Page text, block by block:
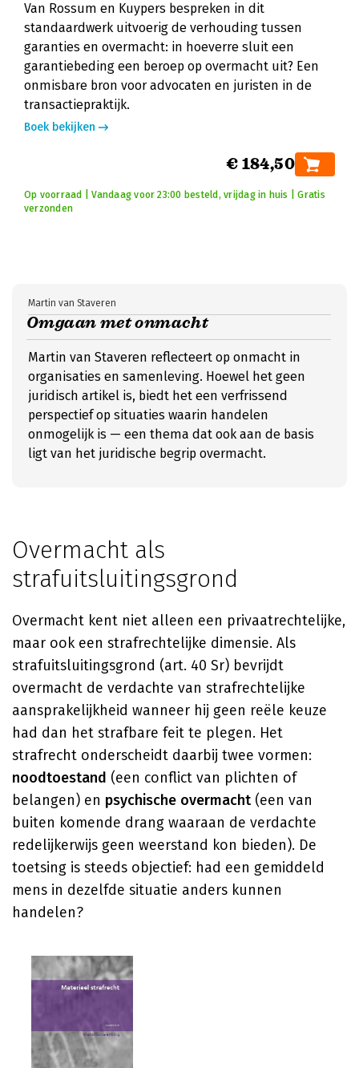
Van Rossum en Kuypers bespreken in dit
standaardwerk uitvoerig de verhouding tussen
garanties en overmacht: in hoeverre sluit een
garantiebeding een beroep op overmacht uit? Een
onmisbare bron voor advocaten en juristen in de
transactiepraktijk.
Boek bekijken
€ 184,50
Op voorraad | Vandaag voor 23:00 besteld, vrijdag in huis | Gratis
verzonden
Omgaan met onmacht
Martin van Staveren
Martin van Staveren reflecteert op onmacht in
organisaties en samenleving. Hoewel het geen
juridisch artikel is, biedt het een verfrissend
perspectief op situaties waarin handelen
onmogelijk is — een thema dat ook aan de basis
ligt van het juridische begrip overmacht.
Overmacht als
strafuitsluitingsgrond
Overmacht kent niet alleen een privaatrechtelijke,
maar ook een strafrechtelijke dimensie. Als
strafuitsluitingsgrond (art. 40 Sr) bevrijdt
overmacht de verdachte van strafrechtelijke
aansprakelijkheid wanneer hij geen reële keuze
had dan het strafbare feit te plegen. Het
strafrecht onderscheidt daarbij twee vormen:
noodtoestand (een conflict van plichten of
belangen) en psychische overmacht (een van
buiten komende drang waaraan de verdachte
redelijkerwijs geen weerstand kon bieden). De
toetsing is steeds objectief: had een gemiddeld
mens in dezelfde situatie anders kunnen
handelen?